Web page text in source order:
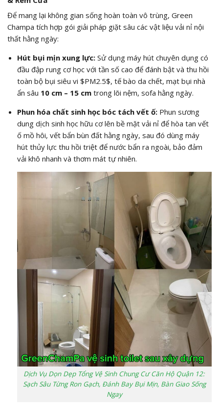
Để mang lại không gian sống hoàn toàn vô trùng, Green
Champa tích hợp gói giải pháp giặt sâu các vật liệu vải nỉ nội
thất hằng ngày:
Hút bụi mịn xung lực:Sử dụng máy hút chuyên dụng có
đầu đập rung cơ học với tần số cao để đánh bật và thu hồi
toàn bộ bụi siêu vi $PM2.5$, tế bào da chết, mạt bụi nhà
ẩn sâu 10 cm – 15 cmtrong lõi nệm, sofa hằng ngày.
Phun hóa chất sinh học bóc tách vết ố:Phun sương
dung dịch sinh học hữu cơ lên bề mặt vải nỉ để hòa tan vết
ố mồ hôi, vết bẩn bùn đất hằng ngày, sau đó dùng máy
hút thủy lực thu hồi triệt để nước bẩn ra ngoài, bảo đảm
vải khô nhanh và thơm mát tự nhiên.
Dịch Vụ Dọn Dẹp Tổng Vệ Sinh Chung Cư Căn Hộ Quận 12:
Sạch Sâu Từng Ron Gạch, Đánh Bay Bụi Mịn, Bàn Giao Sống
Ngay